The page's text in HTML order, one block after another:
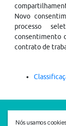
Novo
processo
consentimento
contrato de
Nós usamos